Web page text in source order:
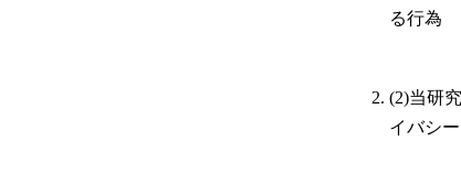
る行為
(2)当研
イバシ